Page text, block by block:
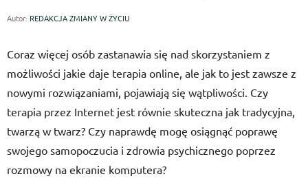
Autor: REDAKCJA ZMIANY W ŻYCIU
Coraz więcej osób zastanawia się nad skorzystaniem z
możliwości jakie daje terapia online, ale jak to jest zawsze z
nowymi rozwiązaniami, pojawiają się wątpliwości. Czy
terapia przez Internet jest równie skuteczna jak tradycyjna,
twarzą w twarz? Czy naprawdę mogę osiągnąć poprawę
swojego samopoczucia i zdrowia psychicznego poprzez
rozmowy na ekranie komputera?